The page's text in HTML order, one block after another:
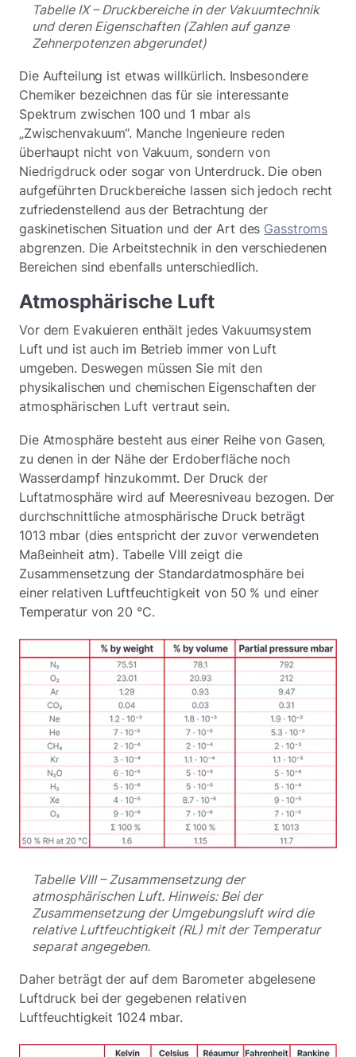
Tabelle IX – Druckbereiche in der Vakuumtechnik
und deren Eigenschaften (Zahlen auf ganze
Zehnerpotenzen abgerundet)
Die Aufteilung ist etwas willkürlich. Insbesondere
Chemiker bezeichnen das für sie interessante
Spektrum zwischen 100 und 1 mbar als
„Zwischenvakuum“. Manche Ingenieure reden
überhaupt nicht von Vakuum, sondern von
Niedrigdruck oder sogar von Unterdruck. Die oben
aufgeführten Druckbereiche lassen sich jedoch recht
zufriedenstellend aus der Betrachtung der
gaskinetischen Situation und der Art des Gasstroms
abgrenzen. Die Arbeitstechnik in den verschiedenen
Bereichen sind ebenfalls unterschiedlich.
Atmosphärische Luft
Vor dem Evakuieren enthält jedes Vakuumsystem
Luft und ist auch im Betrieb immer von Luft
umgeben. Deswegen müssen Sie mit den
physikalischen und chemischen Eigenschaften der
atmosphärischen Luft vertraut sein.
Die Atmosphäre besteht aus einer Reihe von Gasen,
zu denen in der Nähe der Erdoberfläche noch
Wasserdampf hinzukommt. Der Druck der
Luftatmosphäre wird auf Meeresniveau bezogen. Der
durchschnittliche atmosphärische Druck beträgt
1013 mbar (dies entspricht der zuvor verwendeten
Maßeinheit atm). Tabelle VIII zeigt die
Zusammensetzung der Standardatmosphäre bei
einer relativen Luftfeuchtigkeit von 50 % und einer
Temperatur von 20 °C.
Tabelle VIII – Zusammensetzung der
atmosphärischen Luft. Hinweis: Bei der
Zusammensetzung der Umgebungsluft wird die
relative Luftfeuchtigkeit (RL) mit der Temperatur
separat angegeben.
Daher beträgt der auf dem Barometer abgelesene
Luftdruck bei der gegebenen relativen
Luftfeuchtigkeit 1024 mbar.